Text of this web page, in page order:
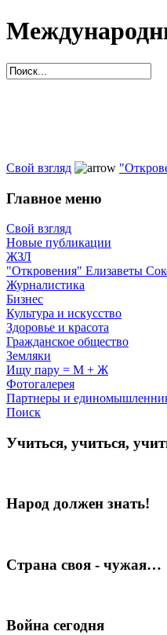
Свой взгляд
Главное меню
Свой взгляд
Новые публикации
ЖЗЛ
"Откровения" Елизаветы
Журналистика
Бизнес
Культура и искусство
Здоровье и красота
Гражданское общество
Земляки
Ищу пару = М + Ж
Фотогалерея
Партнеры и
Поиск
Учиться, учиться,
Народ должен знать!
Страна своя - чужая…
Война сегодня